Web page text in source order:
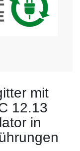
mit
12.13
in